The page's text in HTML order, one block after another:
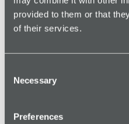
provided to them or that
of their services.
Selection
Necessary
Preferences
Jade Young
Finanzdirektor